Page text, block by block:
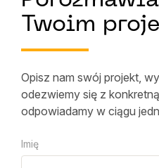
Twoim
Opisz nam swój projekt,
odezwiemy się z
odpowiadamy w ciągu
Imię